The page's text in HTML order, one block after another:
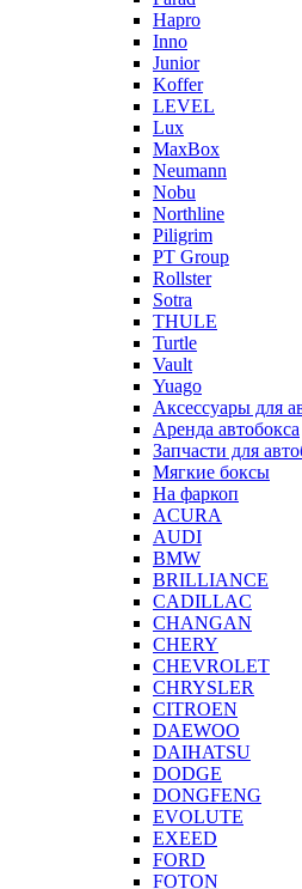
Hapro
Inno
Junior
Koffer
LEVEL
Lux
MaxBox
Neumann
Nobu
Northline
Piligrim
PT Group
Rollster
Sotra
THULE
Turtle
Vault
Yuago
Аксессуары для
Аренда автобокса
Запчасти для
Мягкие боксы
На фаркоп
ACURA
AUDI
BMW
BRILLIANCE
CADILLAC
CHANGAN
CHERY
CHEVROLET
CHRYSLER
CITROEN
DAEWOO
DAIHATSU
DODGE
DONGFENG
EVOLUTE
EXEED
FORD
FOTON